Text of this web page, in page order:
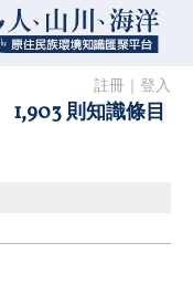
註冊 登入
1,903 則知識條目